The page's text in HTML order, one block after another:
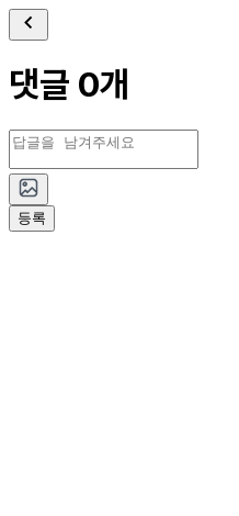
댓글 0개
등록